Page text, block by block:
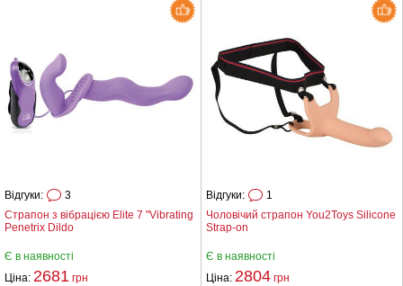
Страпон з вібрацією Elite 7 "Vibrating
Penetrix Dildo
Відгуки: 3
Є в наявності
Ціна: 2681 грн
Чоловічий страпон You2Toys Silicone
Strap-on
Відгуки: 1
Є в наявності
Ціна: 2804 грн